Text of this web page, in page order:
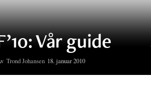
Vår guide
Trond Johansen 18. januar 2010